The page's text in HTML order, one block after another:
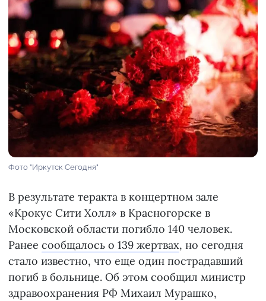
Фото "Иркутск Сегодня"
В результате теракта в концертном зале
«Крокус Сити Холл» в Красногорске в
Московской области погибло 140 человек.
Ранее сообщалось о 139 жертвах, но сегодня
стало известно, что еще один пострадавший
погиб в больнице. Об этом сообщил министр
здравоохранения РФ Михaил Мурашко,